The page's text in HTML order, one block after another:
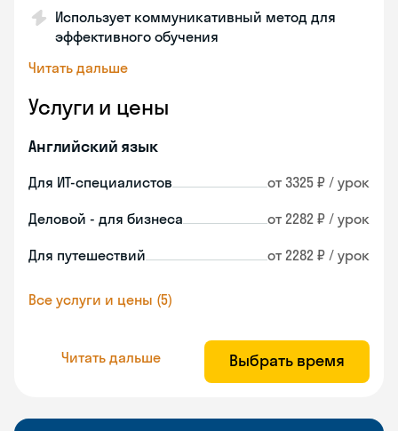
Использует коммуникативный метод для
эффективного обучения
Читать дальше
Услуги и цены
Английский язык
Для ИТ-специалистов от 3325 ₽ / урок
Деловой - для бизнеса от 2282 ₽ / урок
Для путешествий от 2282 ₽ / урок
Все услуги и цены (5)
Читать дальше Выбрать время